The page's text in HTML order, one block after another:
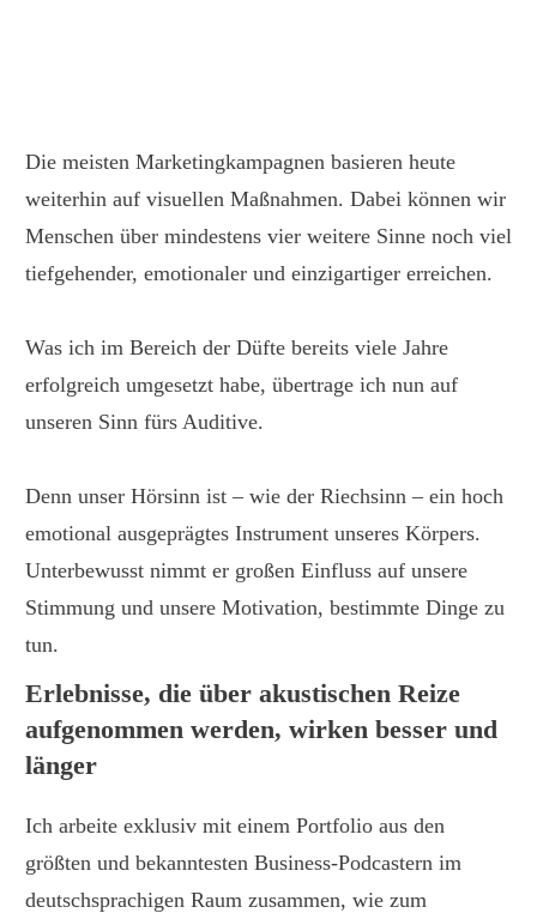
Die meisten Marketingkampagnen basieren heute
weiterhin auf visuellen Maßnahmen. Dabei können wir
Menschen über mindestens vier weitere Sinne noch viel
tiefgehender, emotionaler und einzigartiger erreichen.
Was ich im Bereich der Düfte bereits viele Jahre
erfolgreich umgesetzt habe, übertrage ich nun auf
unseren Sinn fürs Auditive.
Denn unser Hörsinn ist – wie der Riechsinn – ein hoch
emotional ausgeprägtes Instrument unseres Körpers.
Unterbewusst nimmt er großen Einfluss auf unsere
Stimmung und unsere Motivation, bestimmte Dinge zu
tun.
Erlebnisse, die über akustischen Reize
aufgenommen werden, wirken besser und
länger
Ich arbeite exklusiv mit einem Portfolio aus den
größten und bekanntesten Business-Podcastern im
deutschsprachigen Raum zusammen, wie zum